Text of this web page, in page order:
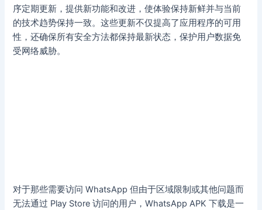
序定期更新，提供新功能和改进，使体验保持新鲜并与当前
的技术趋势保持一致。这些更新不仅提高了应用程序的可用
性，还确保所有安全方法都保持最新状态，保护用户数据免
受网络威胁。
对于那些需要访问 WhatsApp 但由于区域限制或其他问题而
无法通过 Play Store 访问的用户，WhatsApp APK 下载是一